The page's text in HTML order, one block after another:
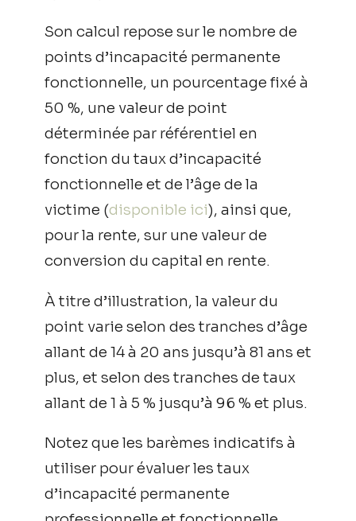
Son calcul repose sur le nombre de
points d’incapacité permanente
fonctionnelle, un pourcentage fixé à
50 %, une valeur de point
déterminée par référentiel en
fonction du taux d’incapacité
fonctionnelle et de l’âge de la
victime (disponible ici), ainsi que,
pour la rente, sur une valeur de
conversion du capital en rente.
À titre d’illustration, la valeur du
point varie selon des tranches d’âge
allant de 14 à 20 ans jusqu’à 81 ans et
plus, et selon des tranches de taux
allant de 1 à 5 % jusqu’à 96 % et plus.
Notez que les barèmes indicatifs à
utiliser pour évaluer les taux
d’incapacité permanente